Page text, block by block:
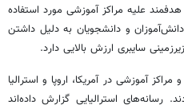
علیه مراکز آموزشی مورد استفاده
دانش‌آموزان و دانشجویان به دلیل داشتن
سایبری ارزش بالایی دارد.
آموزشی در آمریکا، اروپا و استرالیا
رسانه‌های استرالیایی گزارش داده‌اند